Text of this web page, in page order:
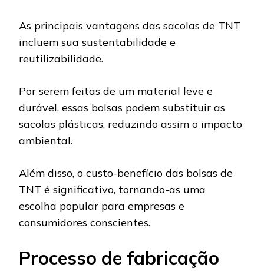
As principais vantagens das sacolas de TNT
incluem sua sustentabilidade e
reutilizabilidade.
Por serem feitas de um material leve e
durável, essas bolsas podem substituir as
sacolas plásticas, reduzindo assim o impacto
ambiental.
Além disso, o custo-benefício das bolsas de
TNT é significativo, tornando-as uma
escolha popular para empresas e
consumidores conscientes.
Processo de fabricação